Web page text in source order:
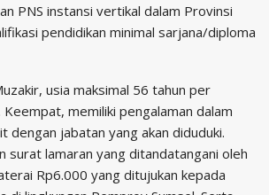
PNS instansi vertikal dalam Provinsi
pendidikan minimal sarjana/diploma
usia maksimal 56 tahun per
memiliki pengalaman dalam
dengan jabatan yang akan diduduki.
surat lamaran yang ditandatangani oleh
Rp6.000 yang ditujukan kepada